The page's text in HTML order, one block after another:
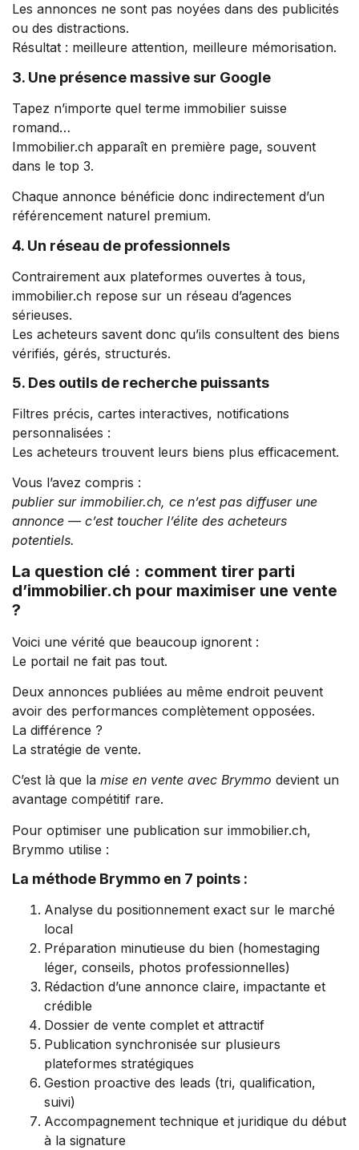
Les annonces ne sont pas noyées dans des publicités
ou des distractions.
Résultat : meilleure attention, meilleure mémorisation.
3. Une présence massive sur Google
Tapez n’importe quel terme immobilier suisse
romand…
Immobilier.ch apparaît en première page, souvent
dans le top 3.
Chaque annonce bénéficie donc indirectement d’un
référencement naturel premium.
4. Un réseau de professionnels
Contrairement aux plateformes ouvertes à tous,
immobilier.ch repose sur un réseau d’agences
sérieuses.
Les acheteurs savent donc qu’ils consultent des biens
vérifiés, gérés, structurés.
5. Des outils de recherche puissants
Filtres précis, cartes interactives, notifications
personnalisées :
Les acheteurs trouvent leurs biens plus efficacement.
Vous l’avez compris :
publier sur immobilier.ch, ce n’est pas diffuser une
annonce — c’est toucher l’élite des acheteurs
potentiels.
La question clé : comment tirer parti
d’immobilier.ch pour maximiser une vente
?
Voici une vérité que beaucoup ignorent :
Le portail ne fait pas tout.
Deux annonces publiées au même endroit peuvent
avoir des performances complètement opposées.
La différence ?
La stratégie de vente.
C’est là que la mise en vente avec Brymmo devient un
avantage compétitif rare.
Pour optimiser une publication sur immobilier.ch,
Brymmo utilise :
La méthode Brymmo en 7 points :
Analyse du positionnement exact sur le marché
local
Préparation minutieuse du bien (homestaging
léger, conseils, photos professionnelles)
Rédaction d’une annonce claire, impactante et
crédible
Dossier de vente complet et attractif
Publication synchronisée sur plusieurs
plateformes stratégiques
Gestion proactive des leads (tri, qualification,
suivi)
Accompagnement technique et juridique du début
à la signature